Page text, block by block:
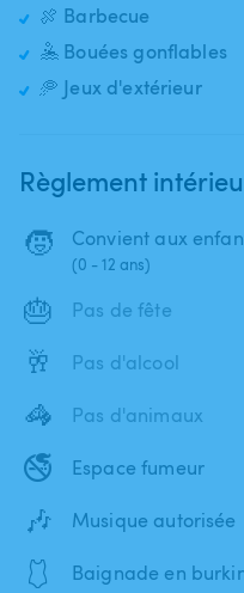
🍖 Barbecue
🤽 Bouées gonflables
🥏 Jeux d'extérieur
Règlement
🧒 Convient aux
(0 - 12 ans)
🎂 Pas de fête
🥂 Pas d'alcool
🦓 Pas d'animaux
🚭 Espace fumeur
🎶 Musique autorisée
🩱 Baignade en